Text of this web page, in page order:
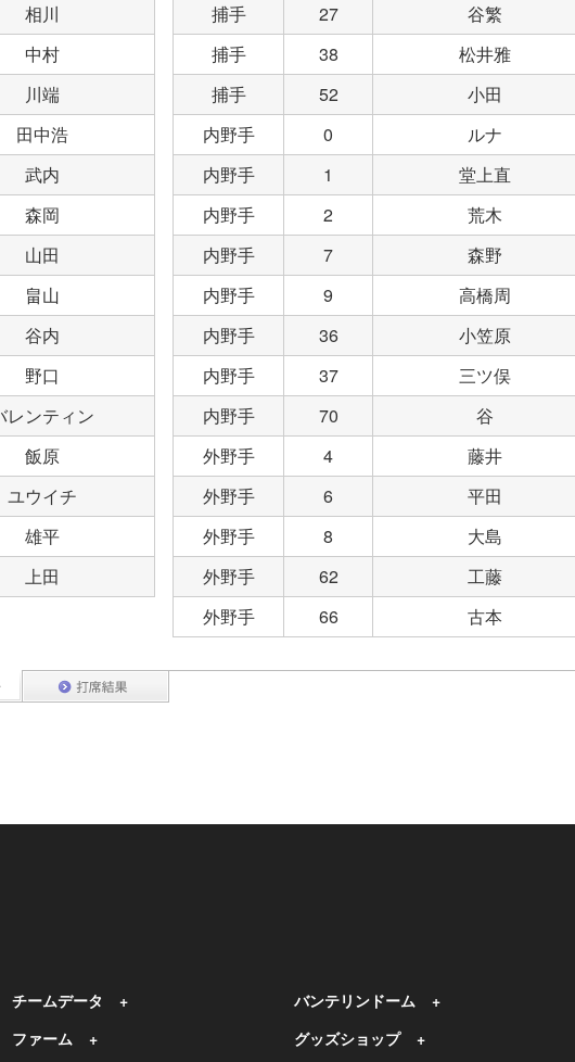
相川
中村
川端
田中浩
武内
森岡
山田
畠山
谷内
野口
レンティン
飯原
ユウイチ
雄平
上田
捕手
27
谷繁
捕手
38
松井雅
捕手
52
小田
内野手
0
ルナ
内野手
1
堂上直
内野手
2
荒木
内野手
7
森野
内野手
9
高橋周
内野手
36
小笠原
内野手
37
三ツ俣
内野手
70
谷
外野手
4
藤井
外野手
6
平田
外野手
8
大島
外野手
62
工藤
外野手
66 古本
チームデータ
ファーム
バンテリンドーム
グッズショップ